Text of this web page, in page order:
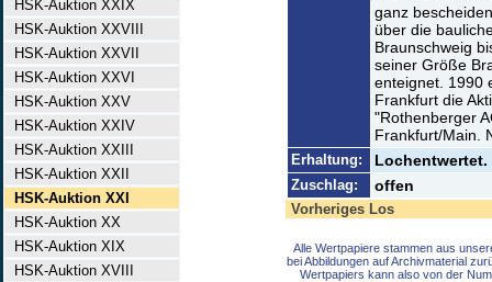
HSK-Auktion XXIX
HSK-Auktion XXVIII
HSK-Auktion XXVII
HSK-Auktion XXVI
HSK-Auktion XXV
HSK-Auktion XXIV
HSK-Auktion XXIII
HSK-Auktion XXII
HSK-Auktion XXI
HSK-Auktion XX
HSK-Auktion XIX
HSK-Auktion XVIII
ganz
über die
Braunschweig
seiner Größe
enteignet. 1990
Frankfurt die
"Rothenberger
Frankfurt/Main.
Erhaltung: Lochentwertet.
Zuschlag: offen
Vorheriges Los
Alle Wertpapiere stammen aus
bei Abbildungen auf Archivmaterial
Wertpapiers kann also von der